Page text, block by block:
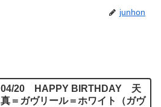
junhon
04/20 HAPPY BIRTHDAY 天
真＝ガヴリール＝ホワイト（ガヴ